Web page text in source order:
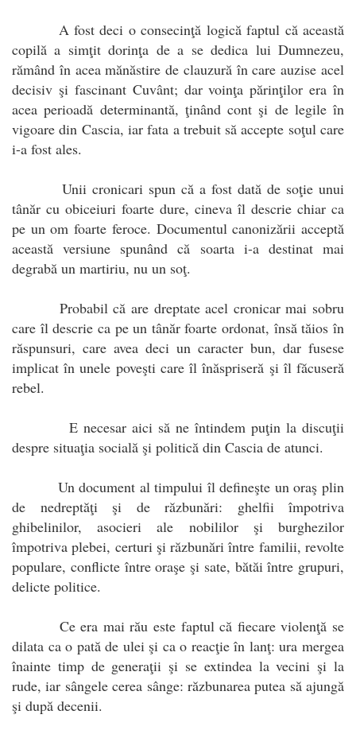
A fost deci o consecinţă logică faptul că această
copilă a simţit dorinţa de a se dedica lui Dumnezeu,
rămând în acea mănăstire de clauzură în care auzise acel
decisiv şi fascinant Cuvânt; dar voinţa părinţilor era în
acea perioadă determinantă, ţinând cont şi de legile în
vigoare din Cascia, iar fata a trebuit să accepte soţul care
i-a fost ales.
Unii cronicari spun că a fost dată de soţie unui
tânăr cu obiceiuri foarte dure, cineva îl descrie chiar ca
pe un om foarte feroce. Documentul canonizării acceptă
această versiune spunând că soarta i-a destinat mai
degrabă un martiriu, nu un soţ.
Probabil că are dreptate acel cronicar mai sobru
care îl descrie ca pe un tânăr foarte ordonat, însă tăios în
răspunsuri, care avea deci un caracter bun, dar fusese
implicat în unele poveşti care îl înăspriseră şi îl făcuseră
rebel.
E necesar aici să ne întindem puţin la discuţii
despre situaţia socială şi politică din Cascia de atunci.
Un document al timpului îl defineşte un oraş plin
de nedreptăţi şi de răzbunări: ghelfii împotriva
ghibelinilor, asocieri ale nobililor şi burghezilor
împotriva plebei, certuri şi răzbunări între familii, revolte
populare, conflicte între oraşe şi sate, bătăi între grupuri,
delicte politice.
Ce era mai rău este faptul că fiecare violenţă se
dilata ca o pată de ulei şi ca o reacţie în lanţ: ura mergea
înainte timp de generaţii şi se extindea la vecini şi la
rude, iar sângele cerea sânge: răzbunarea putea să ajungă
şi după decenii.